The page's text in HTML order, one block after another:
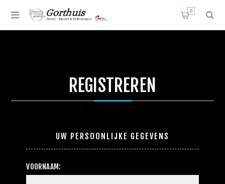
0
REGISTREREN
UW PERSOONLIJKE GEGEVENS
VOORNAAM: